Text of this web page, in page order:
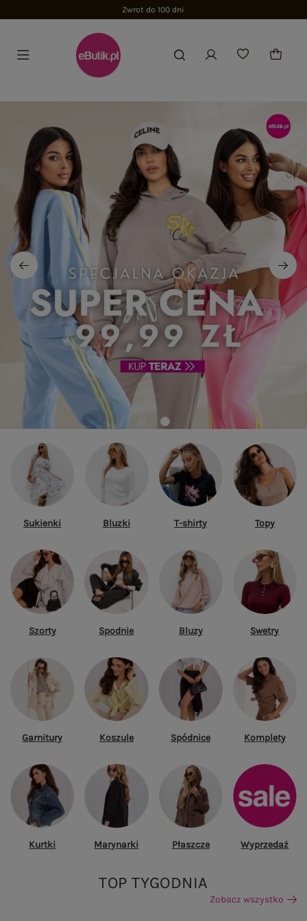
Zwrot do 100 dni
Sukienki Bluzki T-shirty Topy
Szorty Spodnie Bluzy Swetry
Garnitury Koszule Spódnice Komplety
Kurtki Marynarki Płaszcze Wyprzedaż
TOP TYGODNIA
Zobacz wszystko